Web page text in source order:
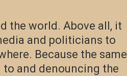
the world. Above all, it
and politicians to
Because the same
and denouncing the